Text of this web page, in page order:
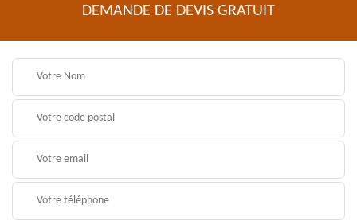
DEMANDE DE DEVIS GRATUIT